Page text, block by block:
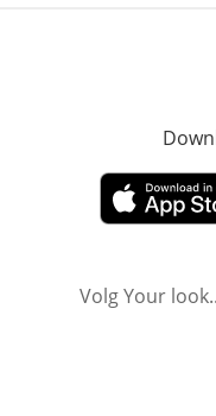
Opent in
Volg Your